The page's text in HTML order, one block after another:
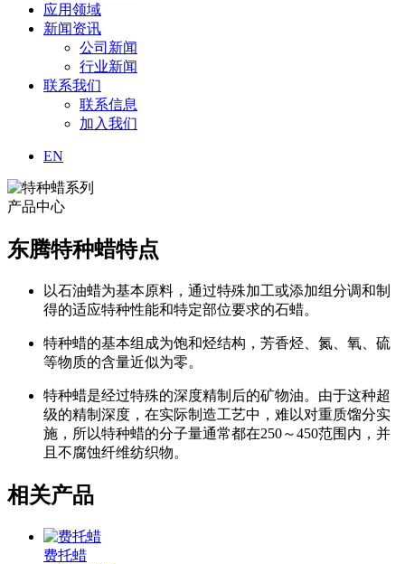
应用领域
新闻资讯
公司新闻
行业新闻
联系我们
联系信息
加入我们
EN
产品中心
东腾特种蜡特点
以石油蜡为基本原料，通过特殊加工或添加组分调和制
得的适应特种性能和特定部位要求的石蜡。
特种蜡的基本组成为饱和烃结构，芳香烃、氮、氧、硫
等物质的含量近似为零。
特种蜡是经过特殊的深度精制后的矿物油。由于这种超
级的精制深度，在实际制造工艺中，难以对重质馏分实
施，所以特种蜡的分子量通常都在250～450范围内，并
且不腐蚀纤维纺织物。
相关产品
费托蜡